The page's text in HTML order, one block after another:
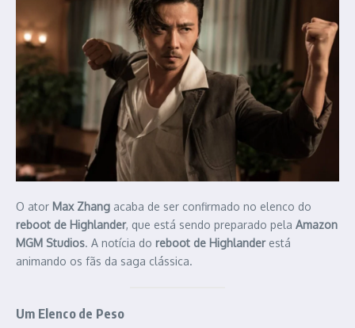
O ator Max Zhang acaba de ser confirmado no elenco do
reboot de Highlander, que está sendo preparado pela Amazon
MGM Studios. A notícia do reboot de Highlanderestá
animando os fãs da saga clássica.
Um Elenco de Peso